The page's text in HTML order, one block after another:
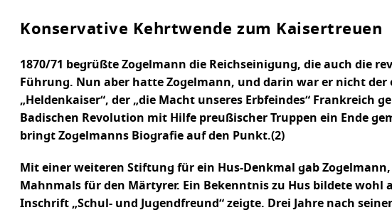
Konservative Kehrtwende zum Kaisertreuen
1870/71 begrüßte Zogelmann die Reichseinigung, die auch die
Führung. Nun aber hatte Zogelmann, und darin war er nicht
„Heldenkaiser“, der „die Macht unseres Erbfeindes“ Frankreich
Badischen Revolution mit Hilfe preußischer Truppen ein Ende
bringt Zogelmanns Biografie auf den Punkt.(2)
Mit einer weiteren Stiftung für ein Hus-Denkmal gab
Mahnmals für den Märtyrer. Ein Bekenntnis zu Hus bildete
Inschrift „Schul- und Jugendfreund“ zeigte. Drei Jahre nach